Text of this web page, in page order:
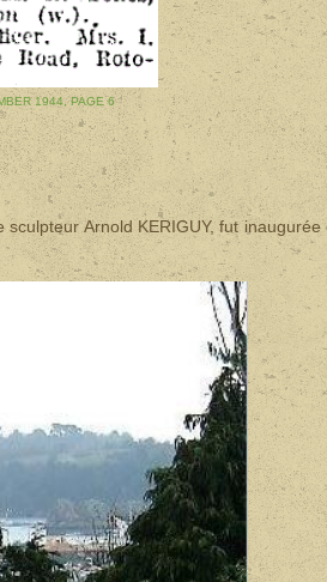
1944, PAGE 6
Arnold KERIGUY, fut inaugurée